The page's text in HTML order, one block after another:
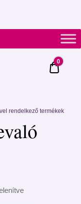
0 Ft
0
rendelkező termékek